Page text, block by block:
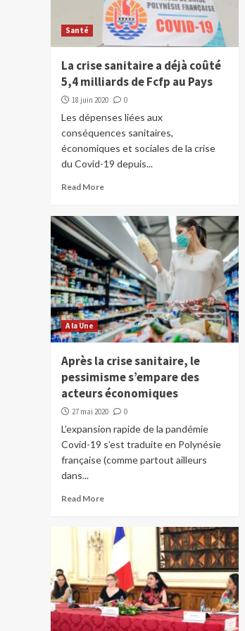
Santé
La crise sanitaire a déjà coûté
5,4 milliards de Fcfp au Pays
18 juin 2020 0
Les dépenses liées aux
conséquences sanitaires,
économiques et sociales de la crise
du Covid-19 depuis...
Read More
A la Une
Après la crise sanitaire, le
pessimisme s’empare des
acteurs économiques
27 mai 2020 0
L’expansion rapide de la pandémie
Covid-19 s’est traduite en Polynésie
française (comme partout ailleurs
dans...
Read More